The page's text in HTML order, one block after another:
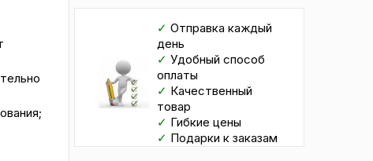
✓ Отправка каждый
день
✓ Удобный способ
оплаты
✓ Качественный
товар
✓ Гибкие цены
✓ Подарки к заказам